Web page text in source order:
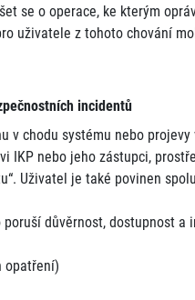
se o operace, ke kterým
uživatele z tohoto chování
incidentů
v chodu systému nebo projevy
IKP nebo jeho zástupci,
Uživatel je také povinen
důvěrnost, dostupnost a
opatření)